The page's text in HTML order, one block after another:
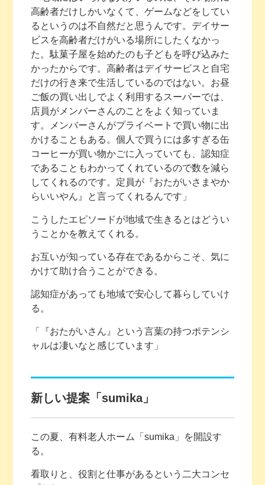
高齢者だけしかいなくて、ゲームなどをしてい
るというのは不自然だと思うんです。デイサー
ビスを高齢者だけがいる場所にしたくなかっ
た。駄菓子屋を始めたのも子どもを呼び込みた
かったからです。高齢者はデイサービスと自宅
だけの行き来で生活しているのではない。お昼
ご飯の買い出しでよく利用するスーパーでは、
店員がメンバーさんのことをよく知っていま
す。メンバーさんがプライベートで買い物に出
かけることもある。個人で買うには多すぎる缶
コーヒーが買い物かごに入っていても、認知症
であることもわかってくれているので数を減ら
してくれるのです。定員が『おたがいさまやか
らいいやん』と言ってくれるんです」
こうしたエピソードが地域で生きるとはどうい
うことかを教えてくれる。
お互いが知っている存在であるからこそ、気に
かけて助け合うことができる。
認知症があっても地域で安心して暮らしていけ
る。
「『おたがいさん』という言葉の持つポテンシ
ャルは凄いなと感じています」
新しい提案「sumika」
この夏、有料老人ホーム「sumika」を開設す
る。
看取りと、役割と仕事があるという二大コンセ